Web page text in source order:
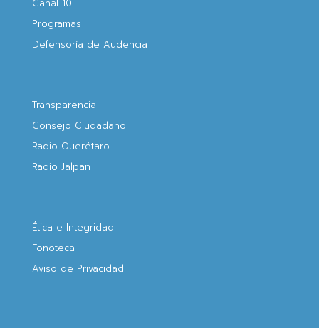
Canal 10
Programas
Defensoría de Audencia
Transparencia
Consejo Ciudadano
Radio Querétaro
Radio Jalpan
Ética e Integridad
Fonoteca
Aviso de Privacidad